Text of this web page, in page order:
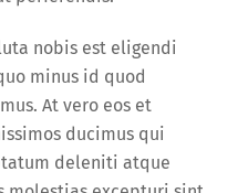
nobis est eligendi
minus id quod
At vero eos et
ducimus qui
deleniti atque